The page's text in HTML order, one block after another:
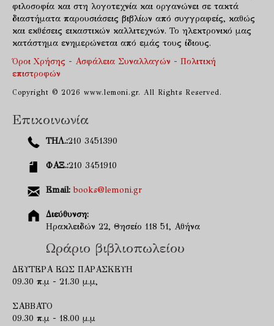
φιλοσοφία και στη λογοτεχνία και οργανώνει σε τακτά
διαστήματα παρουσιάσεις βιβλίων από συγγραφείς, καθώς
και εκθέσεις εικαστικών καλλιτεχνών. Το ηλεκτρονικό μας
κατάστημα ενημερώνεται από εμάς τους ίδιους.
Όροι Χρήσης - Ασφάλεια Συναλλαγών - Πολιτική
επιστροφών
Copyright © 2026 www.lemoni.gr. All Rights Reserved.
Επικοινωνία
ΤΗΛ.:210 3451390
ΦΑΞ.:210 3451910
Email: books@lemoni.gr
Διεύθυνση:
Ηρακλειδών 22, Θησείο 118 51, Αθήνα
Ωράριο βιβλιοπωλείου
ΔΕΥΤΕΡΑ ΕΩΣ ΠΑΡΑΣΚΕΥΗ
09.30 π.μ - 21.30 μ.μ,
ΣΑΒΒΑΤΟ
09.30 π.μ - 18.00 μ.μ